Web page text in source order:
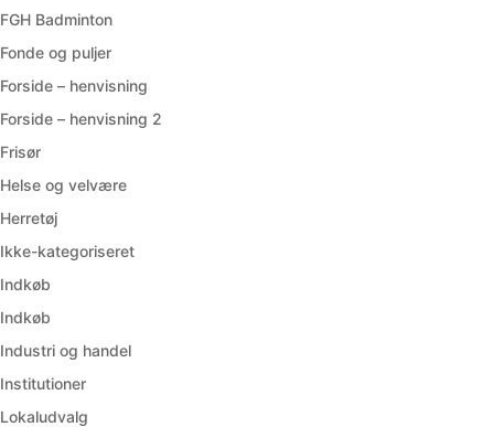
FGH Badminton
Fonde og puljer
Forside – henvisning
Forside – henvisning 2
Frisør
Helse og velvære
Herretøj
Ikke-kategoriseret
Indkøb
Indkøb
Industri og handel
Institutioner
Lokaludvalg